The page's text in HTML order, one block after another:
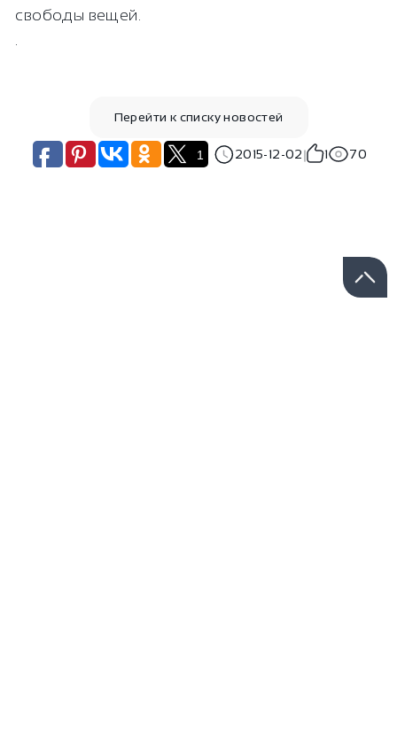
свободы вещей.
.
Перейти к списку новостей
1 2015-12-02 1 70